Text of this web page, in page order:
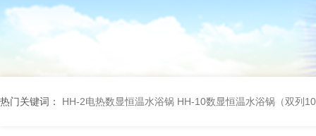
热门关键词： HH-2电热数显恒温水浴锅 HH-10数显恒温水浴锅（双列